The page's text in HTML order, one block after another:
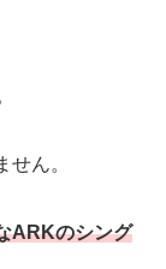
ん。
ARKのシング